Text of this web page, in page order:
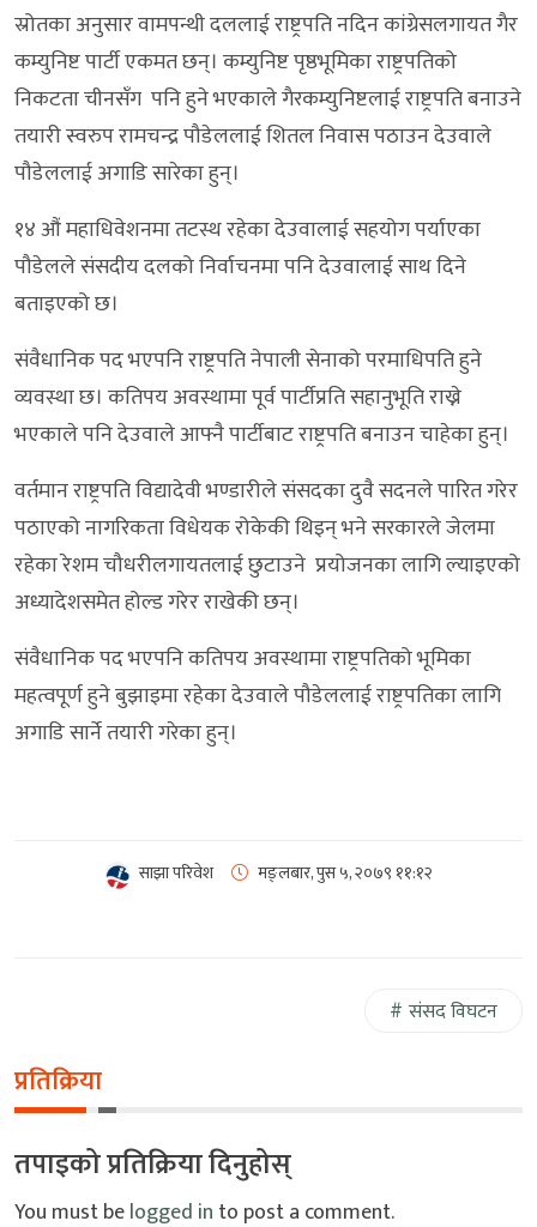
स्रोतका अनुसार वामपन्थी दललाई राष्ट्रपति नदिन कांग्रेसलगायत गैर
कम्युनिष्ट पार्टी एकमत छन्। कम्युनिष्ट पृष्ठभूमिका राष्ट्रपतिको
निकटता चीनसँग पनि हुने भएकाले गैरकम्युनिष्टलाई राष्ट्रपति बनाउने
तयारी स्वरुप रामचन्द्र पौडेललाई शितल निवास पठाउन देउवाले
पौडेललाई अगाडि सारेका हुन्।
१४ औं महाधिवेशनमा तटस्थ रहेका देउवालाई सहयोग पर्याएका
पौडेलले संसदीय दलको निर्वाचनमा पनि देउवालाई साथ दिने
बताइएको छ।
संवैधानिक पद भएपनि राष्ट्रपति नेपाली सेनाको परमाधिपति हुने
व्यवस्था छ। कतिपय अवस्थामा पूर्व पार्टीप्रति सहानुभूति राख्ने
भएकाले पनि देउवाले आफ्नै पार्टीबाट राष्ट्रपति बनाउन चाहेका हुन्।
वर्तमान राष्ट्रपति विद्यादेवी भण्डारीले संसदका दुवै सदनले पारित गरेर
पठाएको नागरिकता विधेयक रोकेकी थिइन् भने सरकारले जेलमा
रहेका रेशम चौधरीलगायतलाई छुटाउने प्रयोजनका लागि ल्याइएको
अध्यादेशसमेत होल्ड गरेर राखेकी छन्।
संवैधानिक पद भएपनि कतिपय अवस्थामा राष्ट्रपतिको भूमिका
महत्वपूर्ण हुने बुझाइमा रहेका देउवाले पौडेललाई राष्ट्रपतिका लागि
अगाडि सार्ने तयारी गरेका हुन्।
साझा परिवेश मङ्लबार, पुस ५, २०७९ ११:१२
संसद विघटन
प्रतिक्रिया
तपाइको प्रतिक्रिया दिनुहोस्
You must belogged in to post a comment.